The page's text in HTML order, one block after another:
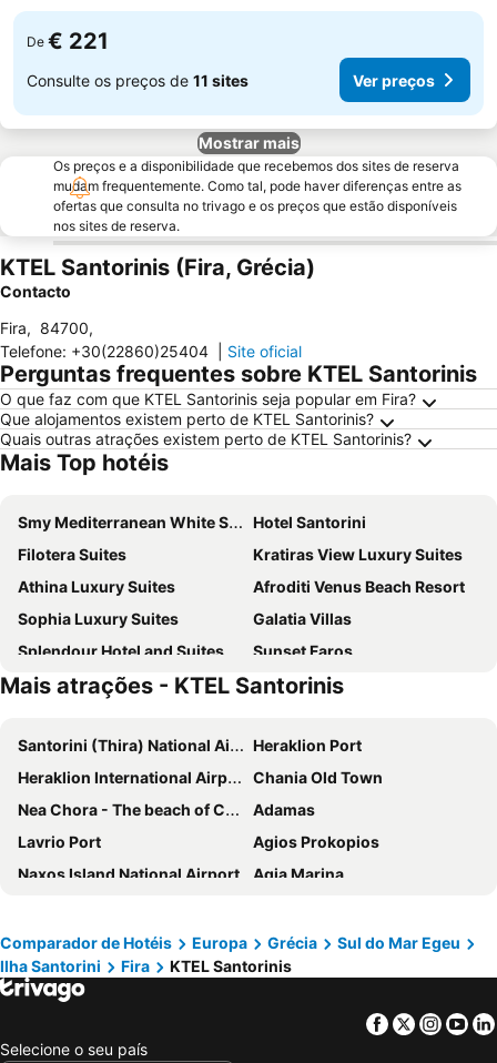
De € 221
Consulte os preços de 11 sites Ver preços
Mostrar mais
Os preços e a disponibilidade que recebemos dos sites de reserva
mudam frequentemente. Como tal, pode haver diferenças entre as
ofertas que consulta no trivago e os preços que estão disponíveis
nos sites de reserva.
KTEL Santorinis (Fira, Grécia)
Contacto
Fira, 84700,
Telefone: +30(22860)25404 Site oficial
Perguntas frequentes sobre KTEL Santorinis
O que faz com que KTEL Santorinis seja popular em Fira?
Que alojamentos existem perto de KTEL Santorinis?
Quais outras atrações existem perto de KTEL Santorinis?
Mais Top hotéis
Smy Mediterranean White Santorini
Hotel Santorini
Filotera Suites
Kratiras View Luxury Suites
Athina Luxury Suites
Afroditi Venus Beach Resort
Sophia Luxury Suites
Galatia Villas
Splendour Hotel and Suites
Sunset Faros
Rocabella Santorini Hotel & SPA
Hotel Perissa
Santorini Palace
Anamar Santorini
Suites of the Gods
Grand Ambassador Santorini Hotel
Utopia Suites Santorini
IKIES Santorini
Hotel Orizontes Santorini
Aressana Spa Hotel and Suites
Hotel Mathios Village
Phaos Santorini Suites
Caldera View Resort
Atlantis Beach Villa
Blue Sea Hotel
Corrado Caldera Apartments
The Majestic Hotel
Beach Boutique Hotel
Mais atrações - KTEL Santorinis
Santorini (Thira) National Airport
Heraklion Port
Heraklion International Airport
Chania Old Town
Nea Chora - The beach of Chania
Adamas
Lavrio Port
Agios Prokopios
Naxos Island National Airport
Agia Marina
Falasarna
Caldera
Ornos Beach
Port of Naoussa
Port of Hersonissos
Mykonos New Port
Comparador de Hotéis Europa Grécia
Sul do Mar Egeu
Ilha Santorini
Fira KTEL Santorinis
Facebook
Twitter
Selecione o seu país